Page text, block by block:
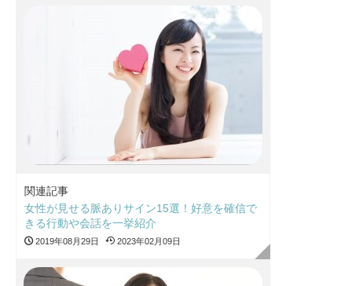
関連記事
女性が見せる脈ありサイン15選！好意を確信で
きる行動や会話を一挙紹介
2019年08月29日 2023年02月09日